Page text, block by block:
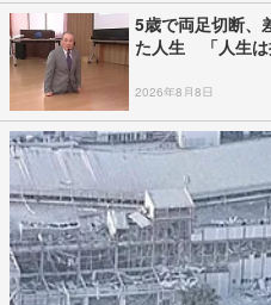
5歳で両足切断、
た人生 「人生は
2026年8月8日